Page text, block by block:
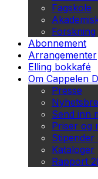
Fagskole
Forskning
Abonnement
Arrangementer
Elling bokkafé
Om Cappelen
Presse
Send inn
Priser og
Kataloger
Rapport